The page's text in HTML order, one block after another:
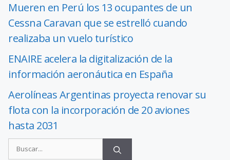
Mueren en Perú los 13 ocupantes de un
Cessna Caravan que se estrelló cuando
realizaba un vuelo turístico
ENAIRE acelera la digitalización de la
información aeronáutica en España
Aerolíneas Argentinas proyecta renovar su
flota con la incorporación de 20 aviones
hasta 2031